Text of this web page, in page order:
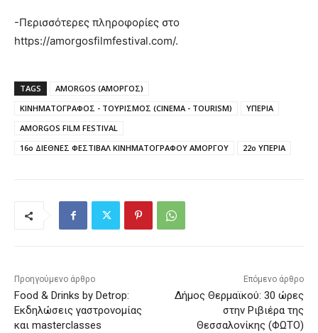
-Περισσότερες πληροφορίες στο
https://amorgosfilmfestival.com/.
TAGS
AMORGOS (ΑΜΟΡΓΟΣ)
ΚΙΝΗΜΑΤΟΓΡΑΦΟΣ - ΤΟΥΡΙΣΜΟΣ (CINEMA - TOURISM)
ΥΠΕΡΙΑ
AMORGOS FILM FESTIVAL
16ο ΔΙΕΘΝΕΣ ΦΕΣΤΙΒΑΛ ΚΙΝΗΜΑΤΟΓΡΑΦΟΥ ΑΜΟΡΓΟΥ
22ο ΥΠΕΡΙΑ
Προηγούμενο άρθρο
Food & Drinks by Detrop:
Εκδηλώσεις γαστρονομίας
και masterclasses
Επόμενο άρθρο
Δήμος Θερμαϊκού: 30 ώρες
στην Ριβιέρα της
Θεσσαλονίκης (ΦΩΤΟ)